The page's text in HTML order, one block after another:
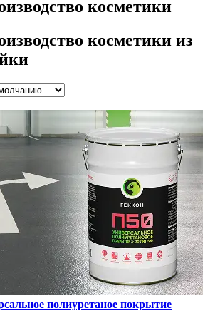
косметики
косметики из
полиуретаное покрытие